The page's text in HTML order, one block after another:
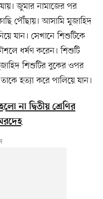
জুমার নামাজের পর
পৌঁছায়। আসামি মুজাহিদ
যান। সেখানে শিশুটিকে
ধর্ষণ করেন। শিশুটি
শিশুটির বুকের ওপর
হত্যা করে পালিয়ে যান।
না দ্বিতীয় শ্রেণির